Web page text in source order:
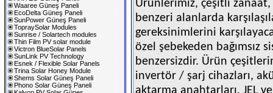
Waaree Güneş Paneli
EcoDelta Güneş Paneli
SunPower Güneş Paneli
TopraySolar Modules
Sunrise / Solartech modules
Thin Film PV solar module
Victron BlueSolar Panels
SunLink PV Technology
Esnek / Flexible Solar Panels
Trina Solar Honey Module
Shems Solar Güneş Paneli
Phono Solar Güneş Paneli
Ürünlerimiz, çeşitli
benzeri alanlarda
gereksinimlerini
özel şebekeden bağımsız
benzersizdir. Ürün
invertör / şarj cihazları,
aktarma anahtarları, JEL